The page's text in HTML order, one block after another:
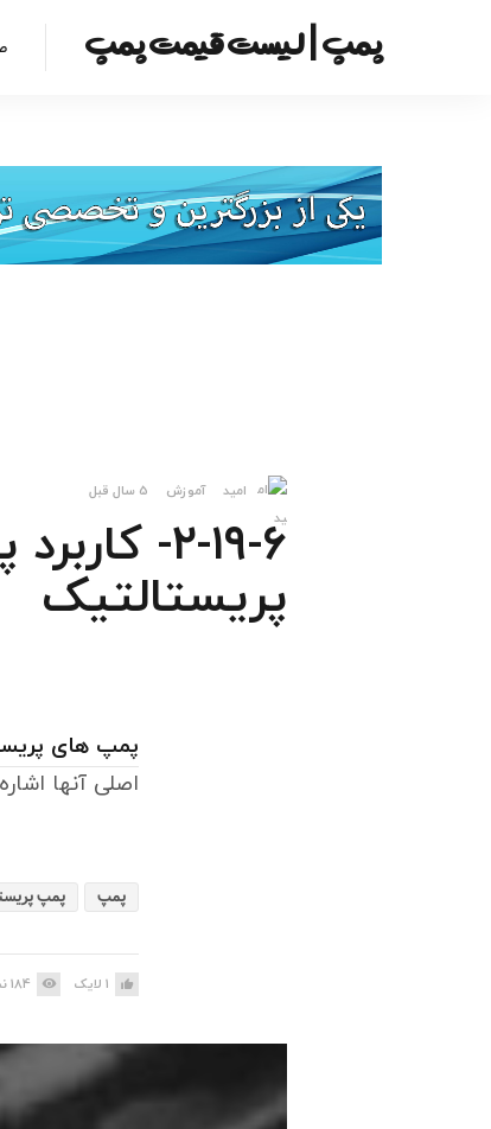
پمپ | لیست قیمت پمپ
امید آموزش 5 سال قبل
۲-۱۹-۶-
پریستالتیک
پمپ های
اصلی آنها
پمپ پمپ
1 لایک 184